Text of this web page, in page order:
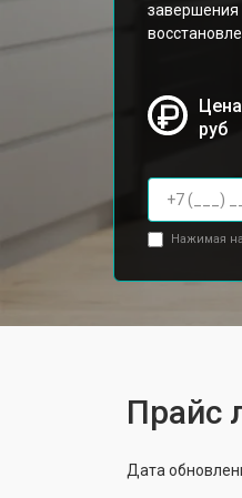
завершения
руб
Нажимая
Прайс
Дата